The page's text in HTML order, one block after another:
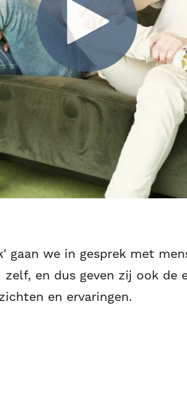
gaan we in gesprek met
en dus geven zij ook de
en ervaringen.